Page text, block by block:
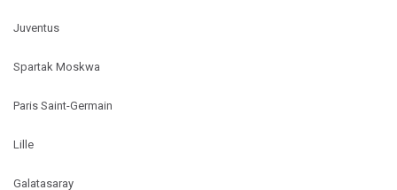
Juventus
Spartak Moskwa
Paris Saint-Germain
Lille
Galatasaray